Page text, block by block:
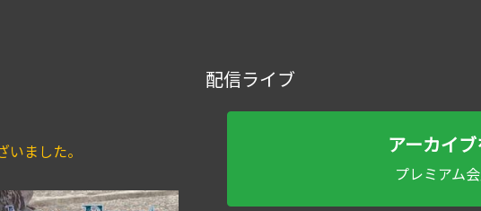
ました。
配信ライブ
アーカイ
プレミアム